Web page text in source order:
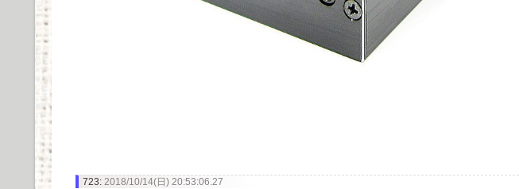
723: 2018/10/14(日) 20:53:06.27